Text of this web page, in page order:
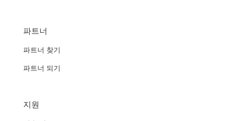
파트너
파트너 찾기
파트너 되기
지원